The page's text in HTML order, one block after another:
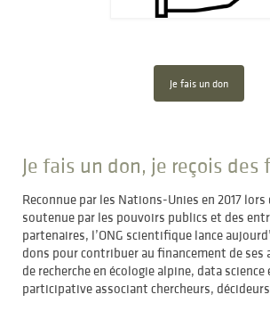
Je fais un don
Je fais un don, je reçois des
Reconnue par les Nations-Unies en 2017 lors
soutenue par les pouvoirs publics et des
partenaires, l’ONG scientifique lance
dons pour contribuer au financement de
de recherche en écologie alpine, data science
participative associant chercheurs,